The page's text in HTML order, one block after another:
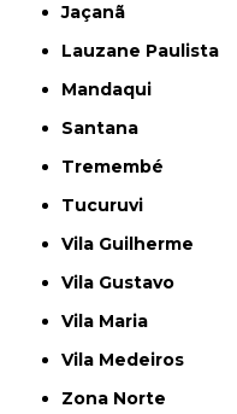
Jaçanã
Lauzane Paulista
Mandaqui
Santana
Tremembé
Tucuruvi
Vila Guilherme
Vila Gustavo
Vila Maria
Vila Medeiros
Zona Norte